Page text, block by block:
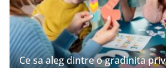
Ce sa aleg dintre o gradinita